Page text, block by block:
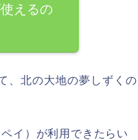
えるの
、北の大地の夢しずくの
イ）が利用できたらい